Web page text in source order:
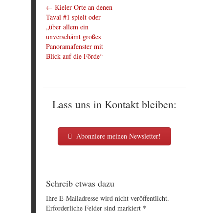
← Kieler Orte an denen
Taval #1 spielt oder
„über allem ein
unverschämt großes
Panoramafenster mit
Blick auf die Förde“
Lass uns in Kontakt bleiben:
Abonniere meinen Newsletter!
Schreib etwas dazu
Ihre E-Mailadresse wird nicht veröffentlicht.
Erforderliche Felder sind markiert *